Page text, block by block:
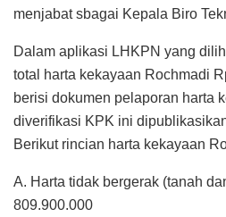
menjabat sbagai Kepala Biro
Dalam aplikasi LHKPN yang
total harta kekayaan Rochmadi
berisi dokumen pelaporan harta
diverifikasi KPK ini
Berikut rincian harta kekayaan
A. Harta tidak bergerak (tanah
809.900.000